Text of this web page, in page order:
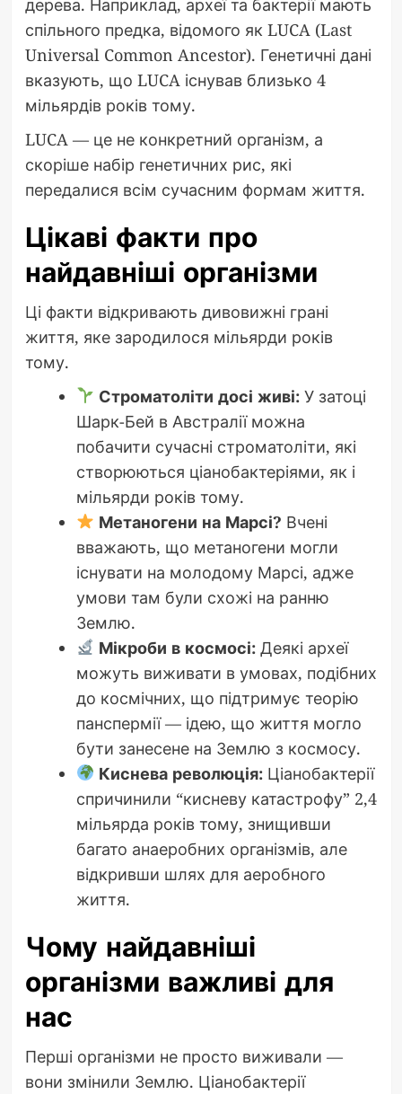
спільного предка, відомого як LUCA (Last
Universal Common Ancestor). Генетичні дані
вказують, що LUCA існував близько 4
мільярдів років тому.
LUCA — це не конкретний організм, а
скоріше набір генетичних рис, які
передалися всім сучасним формам життя.
Цікаві факти про
найдавніші організми
Ці факти відкривають дивовижні грані
життя, яке зародилося мільярди років
тому.
Строматоліти досі живі: У затоці
Шарк-Бей в Австралії можна
побачити сучасні строматоліти, які
створюються ціанобактеріями, як і
мільярди років тому.
Метаногени на Марсі? Вчені
вважають, що метаногени могли
існувати на молодому Марсі, адже
умови там були схожі на ранню
Землю.
Мікроби в космосі: Деякі археї
можуть виживати в умовах, подібних
до космічних, що підтримує теорію
панспермії — ідею, що життя могло
бути занесене на Землю з космосу.
Киснева революція: Ціанобактерії
спричинили “кисневу катастрофу” 2,4
мільярда років тому, знищивши
багато анаеробних організмів, але
відкривши шлях для аеробного
життя.
Чому найдавніші
організми важливі для
нас
Перші організми не просто виживали —
вони змінили Землю. Ціанобактерії